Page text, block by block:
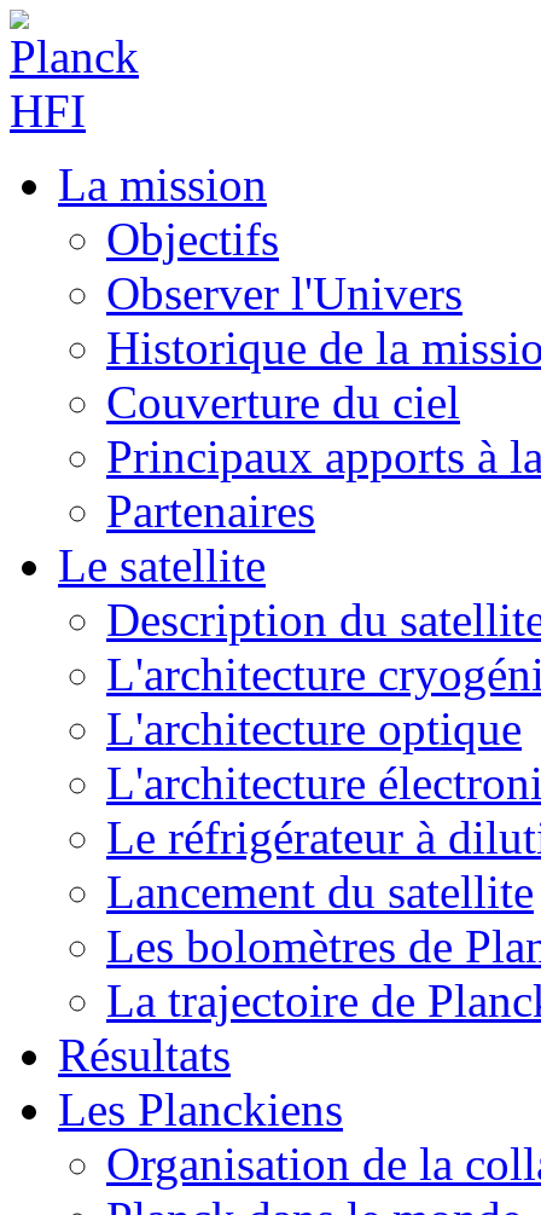
La mission
Objectifs
Observer l'Univers
Historique de la
Couverture du ciel
Principaux apports à
Partenaires
Le satellite
Description du
L'architecture
L'architecture optique
L'architecture
Le réfrigérateur à
Lancement du satellite
Les bolomètres de
La trajectoire de
Résultats
Les Planckiens
Organisation de la